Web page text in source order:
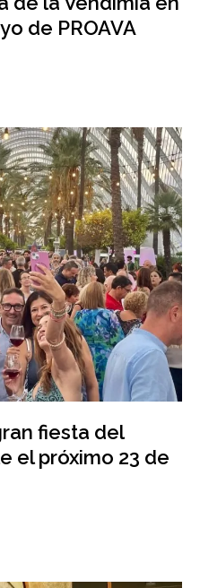
de PROAVA
fiesta del
el próximo 23 de